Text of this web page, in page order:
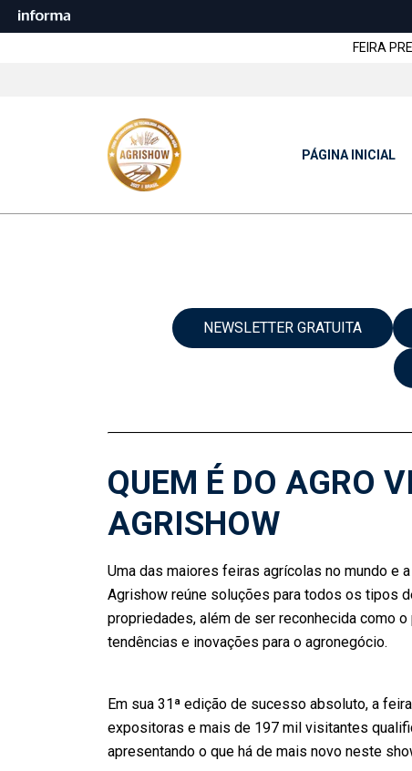
FEIRA
PÁGINA INICIAL
NEWSLETTER GRATUITA
QUEM É DO AGRO
AGRISHOW
Uma das maiores feiras agrícolas no mundo e
Agrishow reúne soluções para todos os tipos
propriedades, além de ser reconhecida como
tendências e inovações para o agronegócio.
Em sua 31ª edição de sucesso absoluto, a
expositoras e mais de 197 mil visitantes
apresentando o que há de mais novo neste